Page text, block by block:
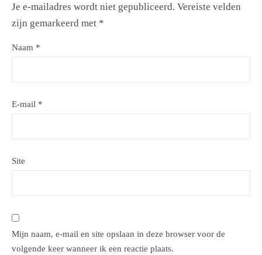
Je e-mailadres wordt niet gepubliceerd. Vereiste velden
zijn gemarkeerd met *
Naam *
E-mail *
Site
Mijn naam, e-mail en site opslaan in deze browser voor de
volgende keer wanneer ik een reactie plaats.